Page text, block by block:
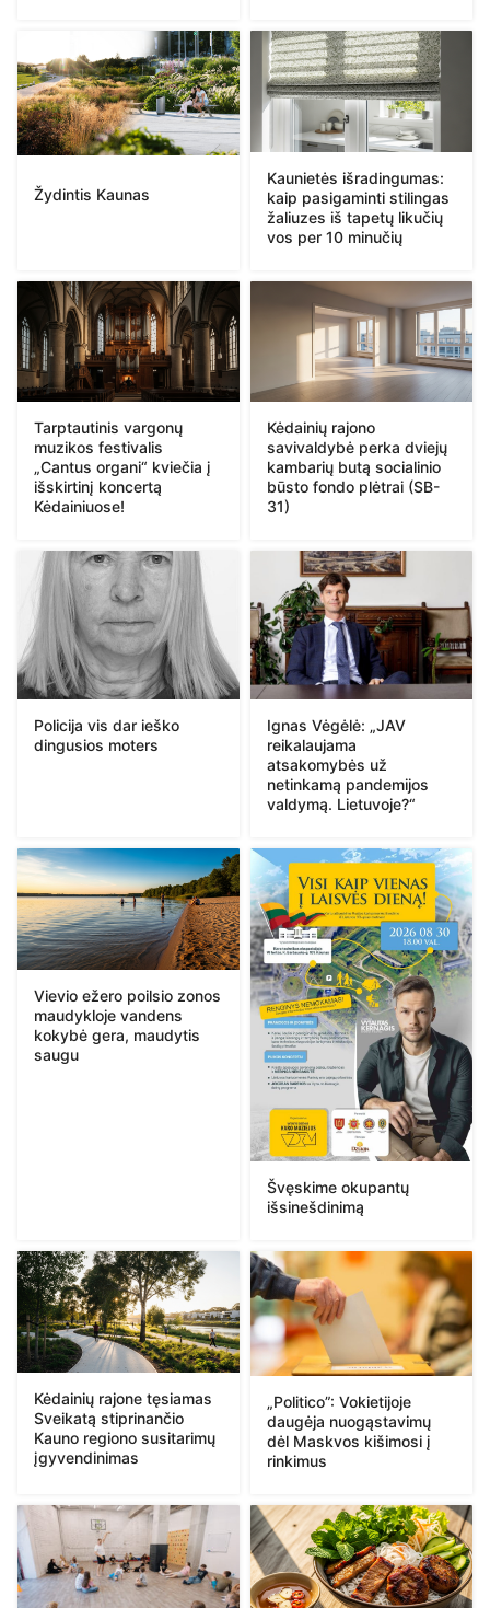
Žydintis Kaunas
Kaunietės išradingumas:
kaip pasigaminti stilingas
žaliuzes iš tapetų likučių
vos per 10 minučių
Tarptautinis vargonų
muzikos festivalis
„Cantus organi“ kviečia į
išskirtinį koncertą
Kėdainiuose!
Kėdainių rajono
savivaldybė perka dviejų
kambarių butą socialinio
būsto fondo plėtrai (SB-
31)
Policija vis dar ieško
dingusios moters
Ignas Vėgėlė: „JAV
reikalaujama
atsakomybės už
netinkamą pandemijos
valdymą. Lietuvoje?“
Vievio ežero poilsio zonos
maudykloje vandens
kokybė gera, maudytis
saugu
Švęskime okupantų
išsinešdinimą
Kėdainių rajone tęsiamas
Sveikatą stiprinančio
Kauno regiono susitarimų
įgyvendinimas
„Politico”: Vokietijoje
daugėja nuogąstavimų
dėl Maskvos kišimosi į
rinkimus